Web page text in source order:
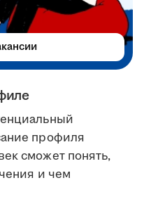
профиля
сможет понять,
и чем